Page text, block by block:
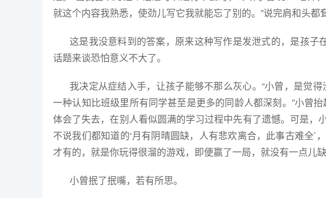
就这个内容我熟悉，使劲儿写它我就能忘了别的。”说完肩和头都
这是我没意料到的答案，原来这种写作是发泄式的，是孩子
话题来谈恐怕意义不大了。
我决定从症结入手，让孩子能够不那么灰心。“小曾，是觉
一种认知比班级里所有同学甚至是更多的同龄人都深刻。”小曾
体会了失去，在别人看似圆满的学习过程中先有了遗憾。可是
不说我们都知道的‘月有阴晴圆缺，人有悲欢离合，此事古难全
才有的，就是你玩得很溜的游戏，即便赢了一局，就没有一点儿
小曾抿了抿嘴，若有所思。